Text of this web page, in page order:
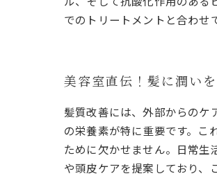
でのトリートメントと合わせ
美容室直伝！髪に潤い
髪質改善には、外部からのケ
の栄養素が特に重要です。こ
ために欠かせません。日常生
や頭皮ケアを提案しており、